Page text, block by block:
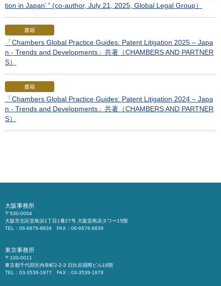
tion in Japan’ ” (co-author, July 21, 2025, Global Legal Group）
書籍
「Chambers Global Practice Guides: Patent Litigation 2025 – Japa
n - Trends and Developments」共著（CHAMBERS AND PARTNER
S）
書籍
「Chambers Global Practice Guides: Patent Litigation 2024 – Japa
n - Trends and Developments」共著（CHAMBERS AND PARTNER
S）
大阪事務所
〒530-0004
大阪市北区堂島浜1丁目1番27号 大阪堂島浜タワー15階
TEL：06-6676-8834 FAX：06-6676-8839
東京事務所
〒100-0011
東京都千代田区内幸町2-2-3 日比谷国際ビル18階
TEL：03-3539-1877 FAX：03-3539-1878